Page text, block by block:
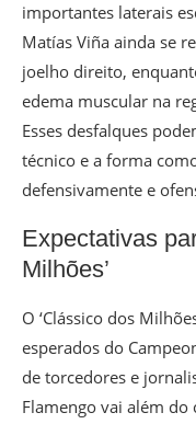
importantes laterais
Matías Viña ainda se
joelho direito,
edema muscular na
Esses desfalques
técnico e a forma
defensivamente e
Expectativas
Milhões’
O ‘Clássico dos
esperados do
de torcedores e
Flamengo vai além